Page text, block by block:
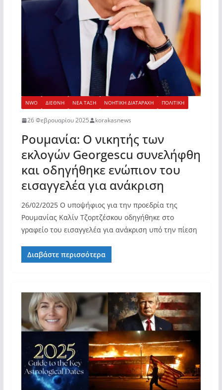
NWO ΔΙΕΘΝΗ ΝΕΑ ΤΑΞΗ ΝΟΗΤΙΚΗ ΔΙΑΤΑΡΑΧΗ ΠΟΛΙΤΙΚΗ
26 Φεβρουαρίου 2025 korakasnews
Ρουμανία: Ο νικητής των
εκλογών Georgescu συνελήφθη
και οδηγήθηκε ενώπιον του
εισαγγελέα για ανάκριση
26/02/2025 Ο υποψήφιος για την προεδρία της
Ρουμανίας Καλίν Τζορτζέσκου οδηγήθηκε στο
γραφείο του εισαγγελέα για ανάκριση υπό την πίεση
Διαβάστε περισσότερα